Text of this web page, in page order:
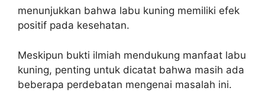
menunjukkan bahwa labu kuning memiliki efek
positif pada kesehatan.
Meskipun bukti ilmiah mendukung manfaat labu
kuning, penting untuk dicatat bahwa masih ada
beberapa perdebatan mengenai masalah ini.